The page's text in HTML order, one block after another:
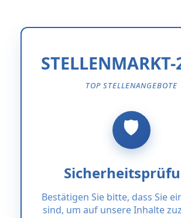
STELLENMARKT-
TOP STELLENANGEBOTE
Bestätigen Sie bitte, dass Sie
sind, um auf unsere Inhalte